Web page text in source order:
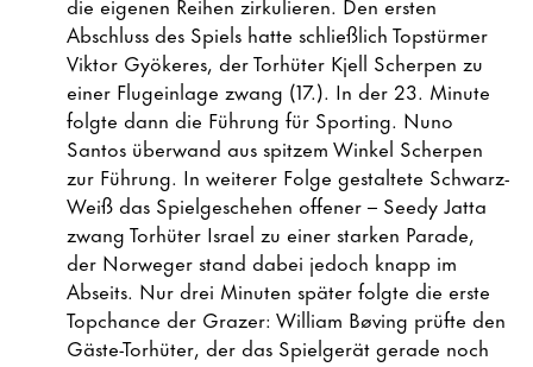
Abschluss des Spiels hatte schließlich Topstürmer
Viktor Gyökeres, der Torhüter Kjell Scherpen zu
einer Flugeinlage zwang (17.). In der 23. Minute
folgte dann die Führung für Sporting. Nuno
Santos überwand aus spitzem Winkel Scherpen
zur Führung. In weiterer Folge gestaltete Schwarz-
Weiß das Spielgeschehen offener – Seedy Jatta
zwang Torhüter Israel zu einer starken Parade,
der Norweger stand dabei jedoch knapp im
Abseits. Nur drei Minuten später folgte die erste
Topchance der Grazer: William Bøving prüfte den
Gäste-Torhüter, der das Spielgerät gerade noch